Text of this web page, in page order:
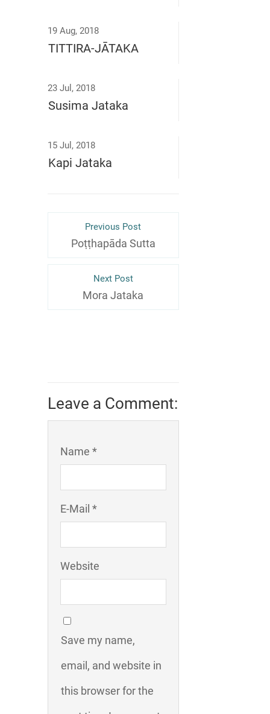
19 Aug, 2018
TITTIRA-JĀTAKA
23 Jul, 2018
Susima Jataka
15 Jul, 2018
Kapi Jataka
Previous Post
Poṭṭhapāda Sutta
Next Post
Mora Jataka
Leave a Comment:
Name *
E-Mail *
Website
Save my name,
email, and website in
this browser for the